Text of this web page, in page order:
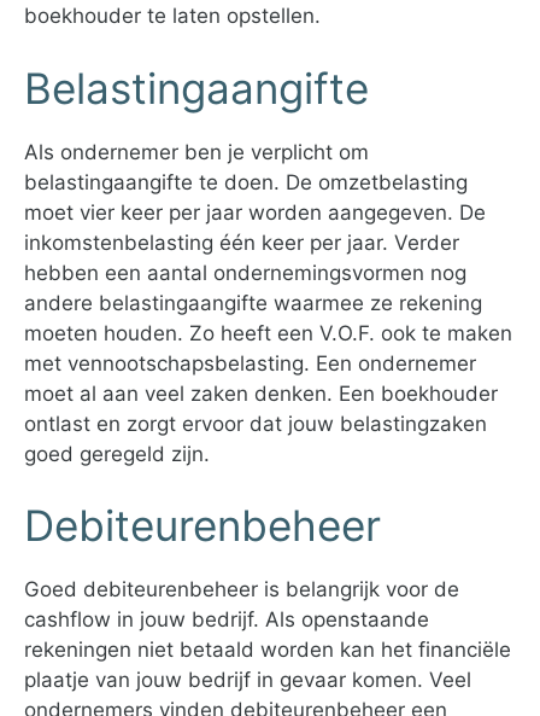
boekhouder te laten opstellen.
Belastingaangifte
Als ondernemer ben je verplicht om
belastingaangifte te doen. De omzetbelasting
moet vier keer per jaar worden aangegeven. De
inkomstenbelasting één keer per jaar. Verder
hebben een aantal ondernemingsvormen nog
andere belastingaangifte waarmee ze rekening
moeten houden. Zo heeft een V.O.F. ook te maken
met vennootschapsbelasting. Een ondernemer
moet al aan veel zaken denken. Een boekhouder
ontlast en zorgt ervoor dat jouw belastingzaken
goed geregeld zijn.
Debiteurenbeheer
Goed debiteurenbeheer is belangrijk voor de
cashflow in jouw bedrijf. Als openstaande
rekeningen niet betaald worden kan het financiële
plaatje van jouw bedrijf in gevaar komen. Veel
ondernemers vinden debiteurenbeheer een